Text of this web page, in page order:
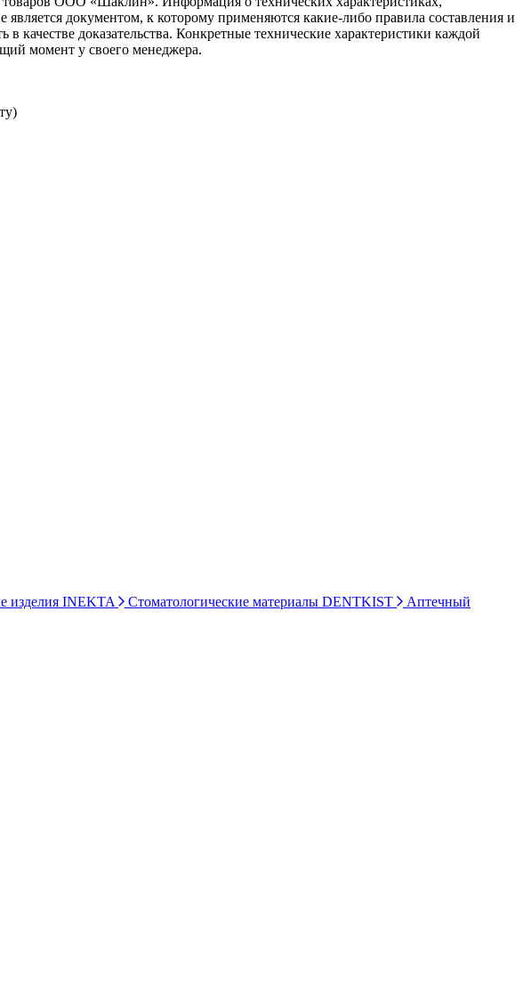
документом, к которому применяются какие-либо правила составления и
качестве доказательства. Конкретные технические характеристики каждой
момент у своего менеджера.
изделия INEKTA Стоматологические материалы DENTKIST
Аптечный